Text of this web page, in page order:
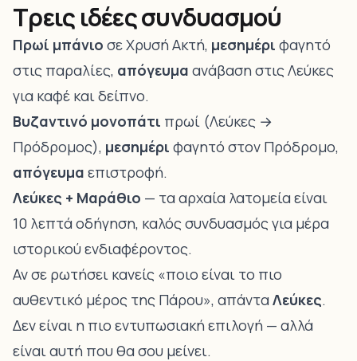
Τρεις ιδέες συνδυασμού
Πρωί μπάνιο σεΧρυσή Ακτή, μεσημέρι φαγητό
στις παραλίες, απόγευμα ανάβαση στις Λεύκες
για καφέ και δείπνο.
Βυζαντινό μονοπάτι πρωί (Λεύκες →
Πρόδρομος), μεσημέρι φαγητό στον Πρόδρομο,
απόγευμα επιστροφή.
Λεύκες + Μαράθιο — τα αρχαία λατομεία είναι
10 λεπτά οδήγηση, καλός συνδυασμός για μέρα
ιστορικού ενδιαφέροντος.
Αν σε ρωτήσει κανείς «ποιο είναι το πιο
αυθεντικό μέρος της Πάρου», απάντα Λεύκες.
Δεν είναι η πιο εντυπωσιακή επιλογή — αλλά
είναι αυτή που θα σου μείνει.